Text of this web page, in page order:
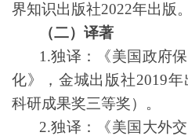
界知识出版社2022年出版。
（二）译著
1.独译：《美国政府
化》，金城出版社2019
科研成果奖三等奖）。
2.独译：《美国大外